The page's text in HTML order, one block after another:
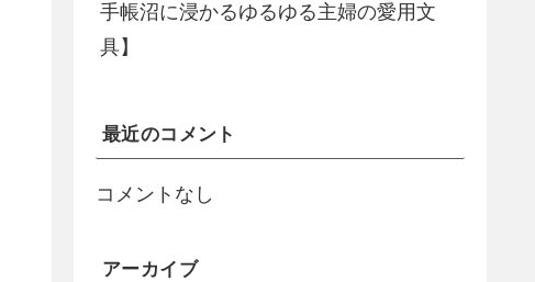
手帳沼に浸かるゆるゆる主婦の愛用文
具】
最近のコメント
コメントなし
アーカイブ